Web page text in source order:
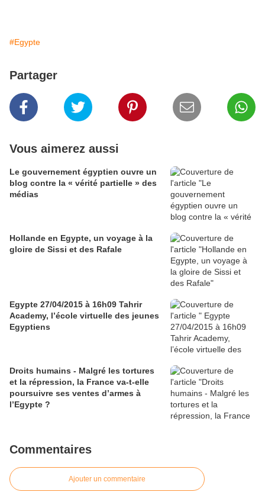
#Egypte
Partager
Vous aimerez aussi
Le gouvernement égyptien ouvre un
blog contre la « vérité partielle » des
médias
Hollande en Egypte, un voyage à la
gloire de Sissi et des Rafale
Egypte 27/04/2015 à 16h09 Tahrir
Academy, l’école virtuelle des jeunes
Egyptiens
Droits humains - Malgré les tortures
et la répression, la France va-t-elle
poursuivre ses ventes d’armes à
l’Egypte ?
Commentaires
Ajouter un commentaire